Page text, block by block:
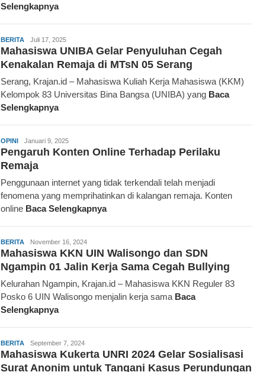
Selengkapnya
BERITA Krajan.id
Juli 17, 2025
Mahasiswa UNIBA Gelar Penyuluhan Cegah
Kenakalan Remaja di MTsN 05 Serang
Serang, Krajan.id – Mahasiswa Kuliah Kerja Mahasiswa (KKM)
Kelompok 83 Universitas Bina Bangsa (UNIBA) yang Baca
Selengkapnya
OPINIRedaksi
Januari 9, 2025
Pengaruh Konten Online Terhadap Perilaku
Remaja
Penggunaan internet yang tidak terkendali telah menjadi
fenomena yang memprihatinkan di kalangan remaja. Konten
online Baca Selengkapnya
BERITA Redaksi
November 16, 2024
Mahasiswa KKN UIN Walisongo dan SDN
Ngampin 01 Jalin Kerja Sama Cegah Bullying
Kelurahan Ngampin, Krajan.id – Mahasiswa KKN Reguler 83
Posko 6 UIN Walisongo menjalin kerja sama Baca
Selengkapnya
BERITA Redaksi
September 7, 2024
Mahasiswa Kukerta UNRI 2024 Gelar Sosialisasi
Surat Anonim untuk Tangani Kasus Perundungan